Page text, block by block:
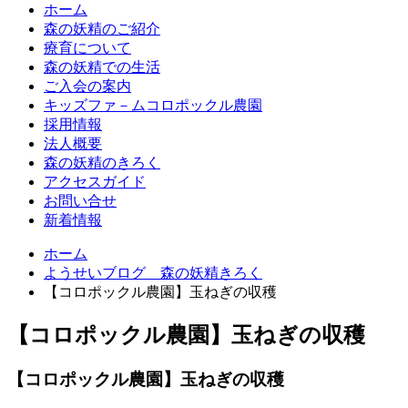
ホーム
森の妖精のご紹介
療育について
森の妖精での生活
ご入会の案内
キッズファ－ムコロポックル農園
採用情報
法人概要
森の妖精のきろく
アクセスガイド
お問い合せ
新着情報
ホーム
ようせいブログ 森の妖精きろく
【コロポックル農園】玉ねぎの収穫
【コロポックル農園】玉ねぎの収穫
【コロポックル農園】玉ねぎの収穫